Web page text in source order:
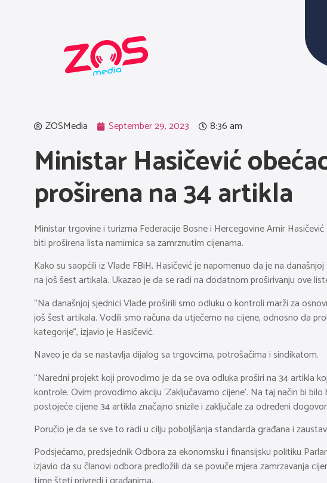
ZOSMedia September 29, 2023 8:36 am
Ministar Hasičević
proširena na 34 artikla
Ministar trgovine i turizma Federacije Bosne i Hercegovine Amir
biti proširena lista namirnica sa zamrznutim cijenama.
Kako su saopćili iz Vlade FBiH, Hasičević je napomenuo da je na
na još šest artikala. Ukazao je da se radi na dodatnom proširivanju ove
“Na današnjoj sjednici Vlade proširili smo odluku o kontroli marži za
još šest artikala. Vodili smo računa da utječemo na cijene, odnosno da
kategorije”, izjavio je Hasičević.
Naveo je da se nastavlja dijalog sa trgovcima, potrošačima i sindikatom.
“Naredni projekt koji provodimo je da se ova odluka proširi na 34 artikla
kontrole. Ovim provodimo akciju ‘Zaključavamo cijene’. Na taj način bi
postojeće cijene 34 artikla značajno snizile i zaključale za određeni
Poručio je da se sve to radi u cilju poboljšanja standarda građana i
Podsjećamo, predsjednik Odbora za ekonomsku i finansijsku politiku
izjavio da su članovi odbora predložili da se povuče mjera zamrzavanja